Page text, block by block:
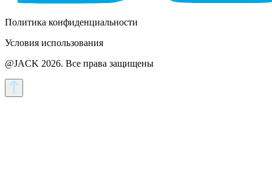
Политика конфиденциальности
Условия использования
@JACK 2026. Все права защищены